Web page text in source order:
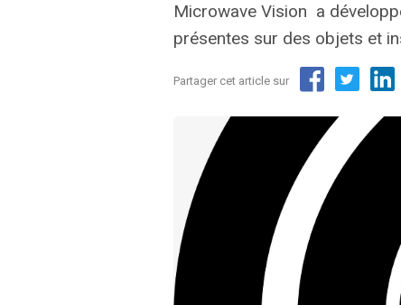
Microwave Vision a
présentes sur des objets et
Partager cet article sur